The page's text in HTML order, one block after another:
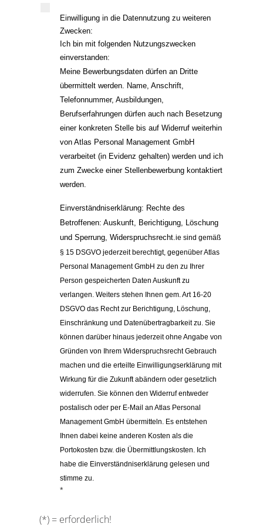
Einwilligung in die Datennutzung zu weiteren
Zwecken:
Ich bin mit folgenden Nutzungszwecken
einverstanden:
Meine Bewerbungsdaten dürfen an Dritte
übermittelt werden. Name, Anschrift,
Telefonnummer, Ausbildungen,
Berufserfahrungen dürfen auch nach Besetzung
einer konkreten Stelle bis auf Widerruf weiterhin
von Atlas Personal Management GmbH
verarbeitet (in Evidenz gehalten) werden und ich
zum Zwecke einer Stellenbewerbung kontaktiert
werden.
Einverständniserklärung: Rechte des
Betroffenen: Auskunft, Berichtigung, Löschung
und Sperrung, Widerspruchsrecht.ie sind gemäß
§ 15 DSGVO jederzeit berechtigt, gegenüber Atlas
Personal Management GmbH zu den zu Ihrer
Person gespeicherten Daten Auskunft zu
verlangen. Weiters stehen Ihnen gem. Art 16-20
DSGVO das Recht zur Berichtigung, Löschung,
Einschränkung und Datenübertragbarkeit zu. Sie
können darüber hinaus jederzeit ohne Angabe von
Gründen von Ihrem Widerspruchsrecht Gebrauch
machen und die erteilte Einwilligungserklärung mit
Wirkung für die Zukunft abändern oder gesetzlich
widerrufen. Sie können den Widerruf entweder
postalisch oder per E-Mail an Atlas Personal
Management GmbH übermitteln. Es entstehen
Ihnen dabei keine anderen Kosten als die
Portokosten bzw. die Übermittlungskosten. Ich
habe die Einverständniserklärung gelesen und
stimme zu.
*
(*) = erforderlich!